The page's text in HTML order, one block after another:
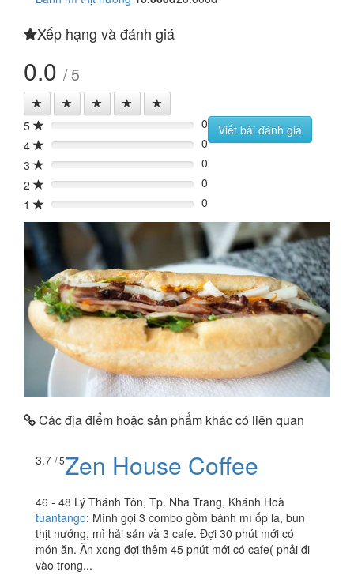
Xếp hạng và đánh giá
0.0 / 5
5 0%
0
4
0%
0
3
0%
0
2
0%
0
1
0% 0
Viết bài đánh giá
Các địa điểm hoặc sản phẩm khác có liên quan
3.7 / 5Zen House Coffee
46 - 48 Lý Thánh Tôn, Tp. Nha Trang, Khánh Hoà
tuantango: Mình gọi 3 combo gồm bánh mì ốp la, bún
thịt nướng, mì hải sản và 3 cafe. Đợi 30 phút mới có
món ăn. Ăn xong đợi thêm 45 phút mới có cafe( phải đi
vào trong...